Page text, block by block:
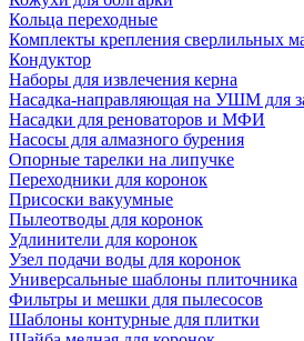
Кольца переходные
Комплекты крепления сверлильных
Кондуктор
Наборы для извлечения керна
Насадка-направляющая на УШМ для
Насадки для реноваторов и МФИ
Насосы для алмазного бурения
Опорные тарелки на липучке
Переходники для коронок
Присоски вакуумные
Пылеотводы для коронок
Удлинители для коронок
Узел подачи воды для коронок
Универсальные шаблоны плиточника
Фильтры и мешки для пылесосов
Шаблоны контурные для плитки